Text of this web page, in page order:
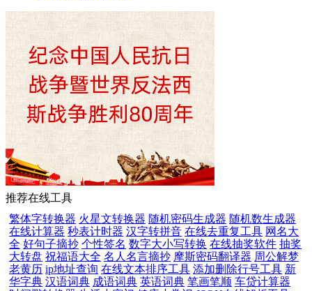
推荐在线工具
繁体字转换器 火星文转换器 随机密码生成器 随机数生成器
在线计算器 秒表计时器 汉字转拼音 在线去重复工具 网名大
全 好句子摘抄 个性签名 数字大小写转换 在线抽奖软件 抽奖
大转盘 祝福语大全 名人名言摘抄 摩斯密码翻译器 周公解梦
老黄历 ip地址查询 在线文本排序工具 添加删除行号工具 新
华字典 汉语词典 成语词典 英语词典 笔画笔顺 车贷计算器